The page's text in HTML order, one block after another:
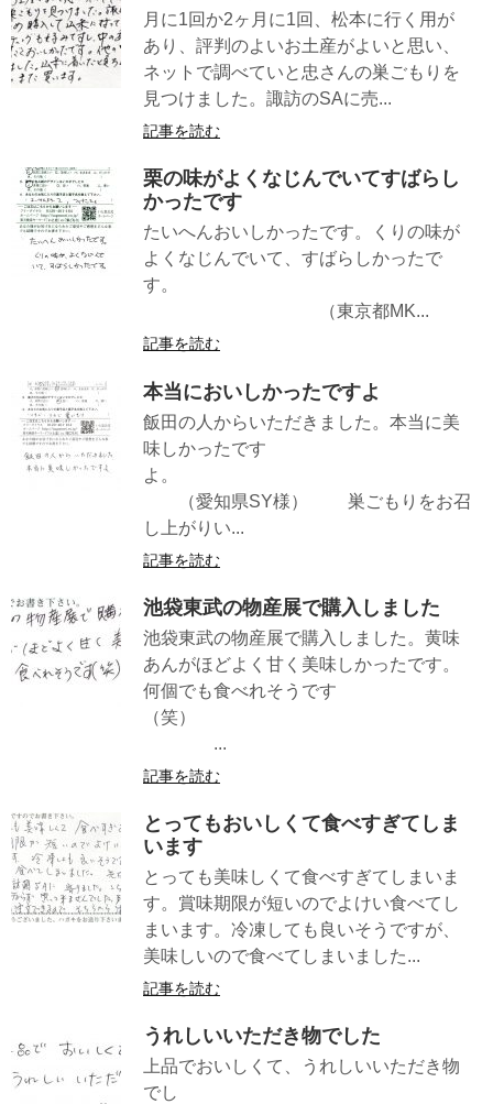
月に1回か2ヶ月に1回、松本に行く用が
あり、評判のよいお土産がよいと思い、
ネットで調べていと忠さんの巣ごもりを
見つけました。諏訪のSAに売...
記事を読む
栗の味がよくなじんでいてすばらし
かったです
たいへんおいしかったです。くりの味が
よくなじんでいて、すばらしかったで
す。
（東京都MK...
記事を読む
本当においしかったですよ
飯田の人からいただきました。本当に美
味しかったです
よ。
（愛知県SY様） 巣ごもりをお召
し上がりい...
記事を読む
池袋東武の物産展で購入しました
池袋東武の物産展で購入しました。黄味
あんがほどよく甘く美味しかったです。
何個でも食べれそうです
（笑）
...
記事を読む
とってもおいしくて食べすぎてしま
います
とっても美味しくて食べすぎてしまいま
す。賞味期限が短いのでよけい食べてし
まいます。冷凍しても良いそうですが、
美味しいので食べてしまいました...
記事を読む
うれしいいただき物でした
上品でおいしくて、うれしいいただき物
でし